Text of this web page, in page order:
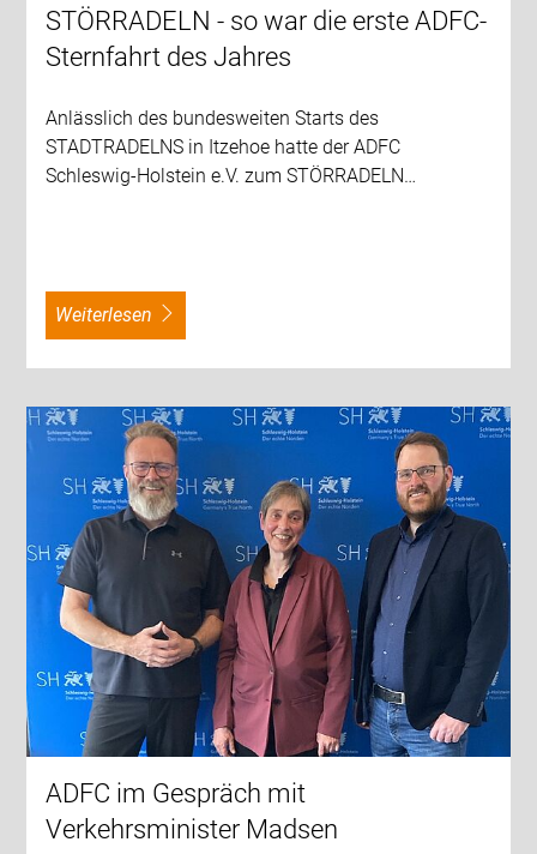
STÖRRADELN - so war die erste ADFC-
Sternfahrt des Jahres
Anlässlich des bundesweiten Starts des
STADTRADELNS in Itzehoe hatte der ADFC
Schleswig-Holstein e.V. zum STÖRRADELN…
weiterlesen
ADFC im Gespräch mit
Verkehrsminister Madsen